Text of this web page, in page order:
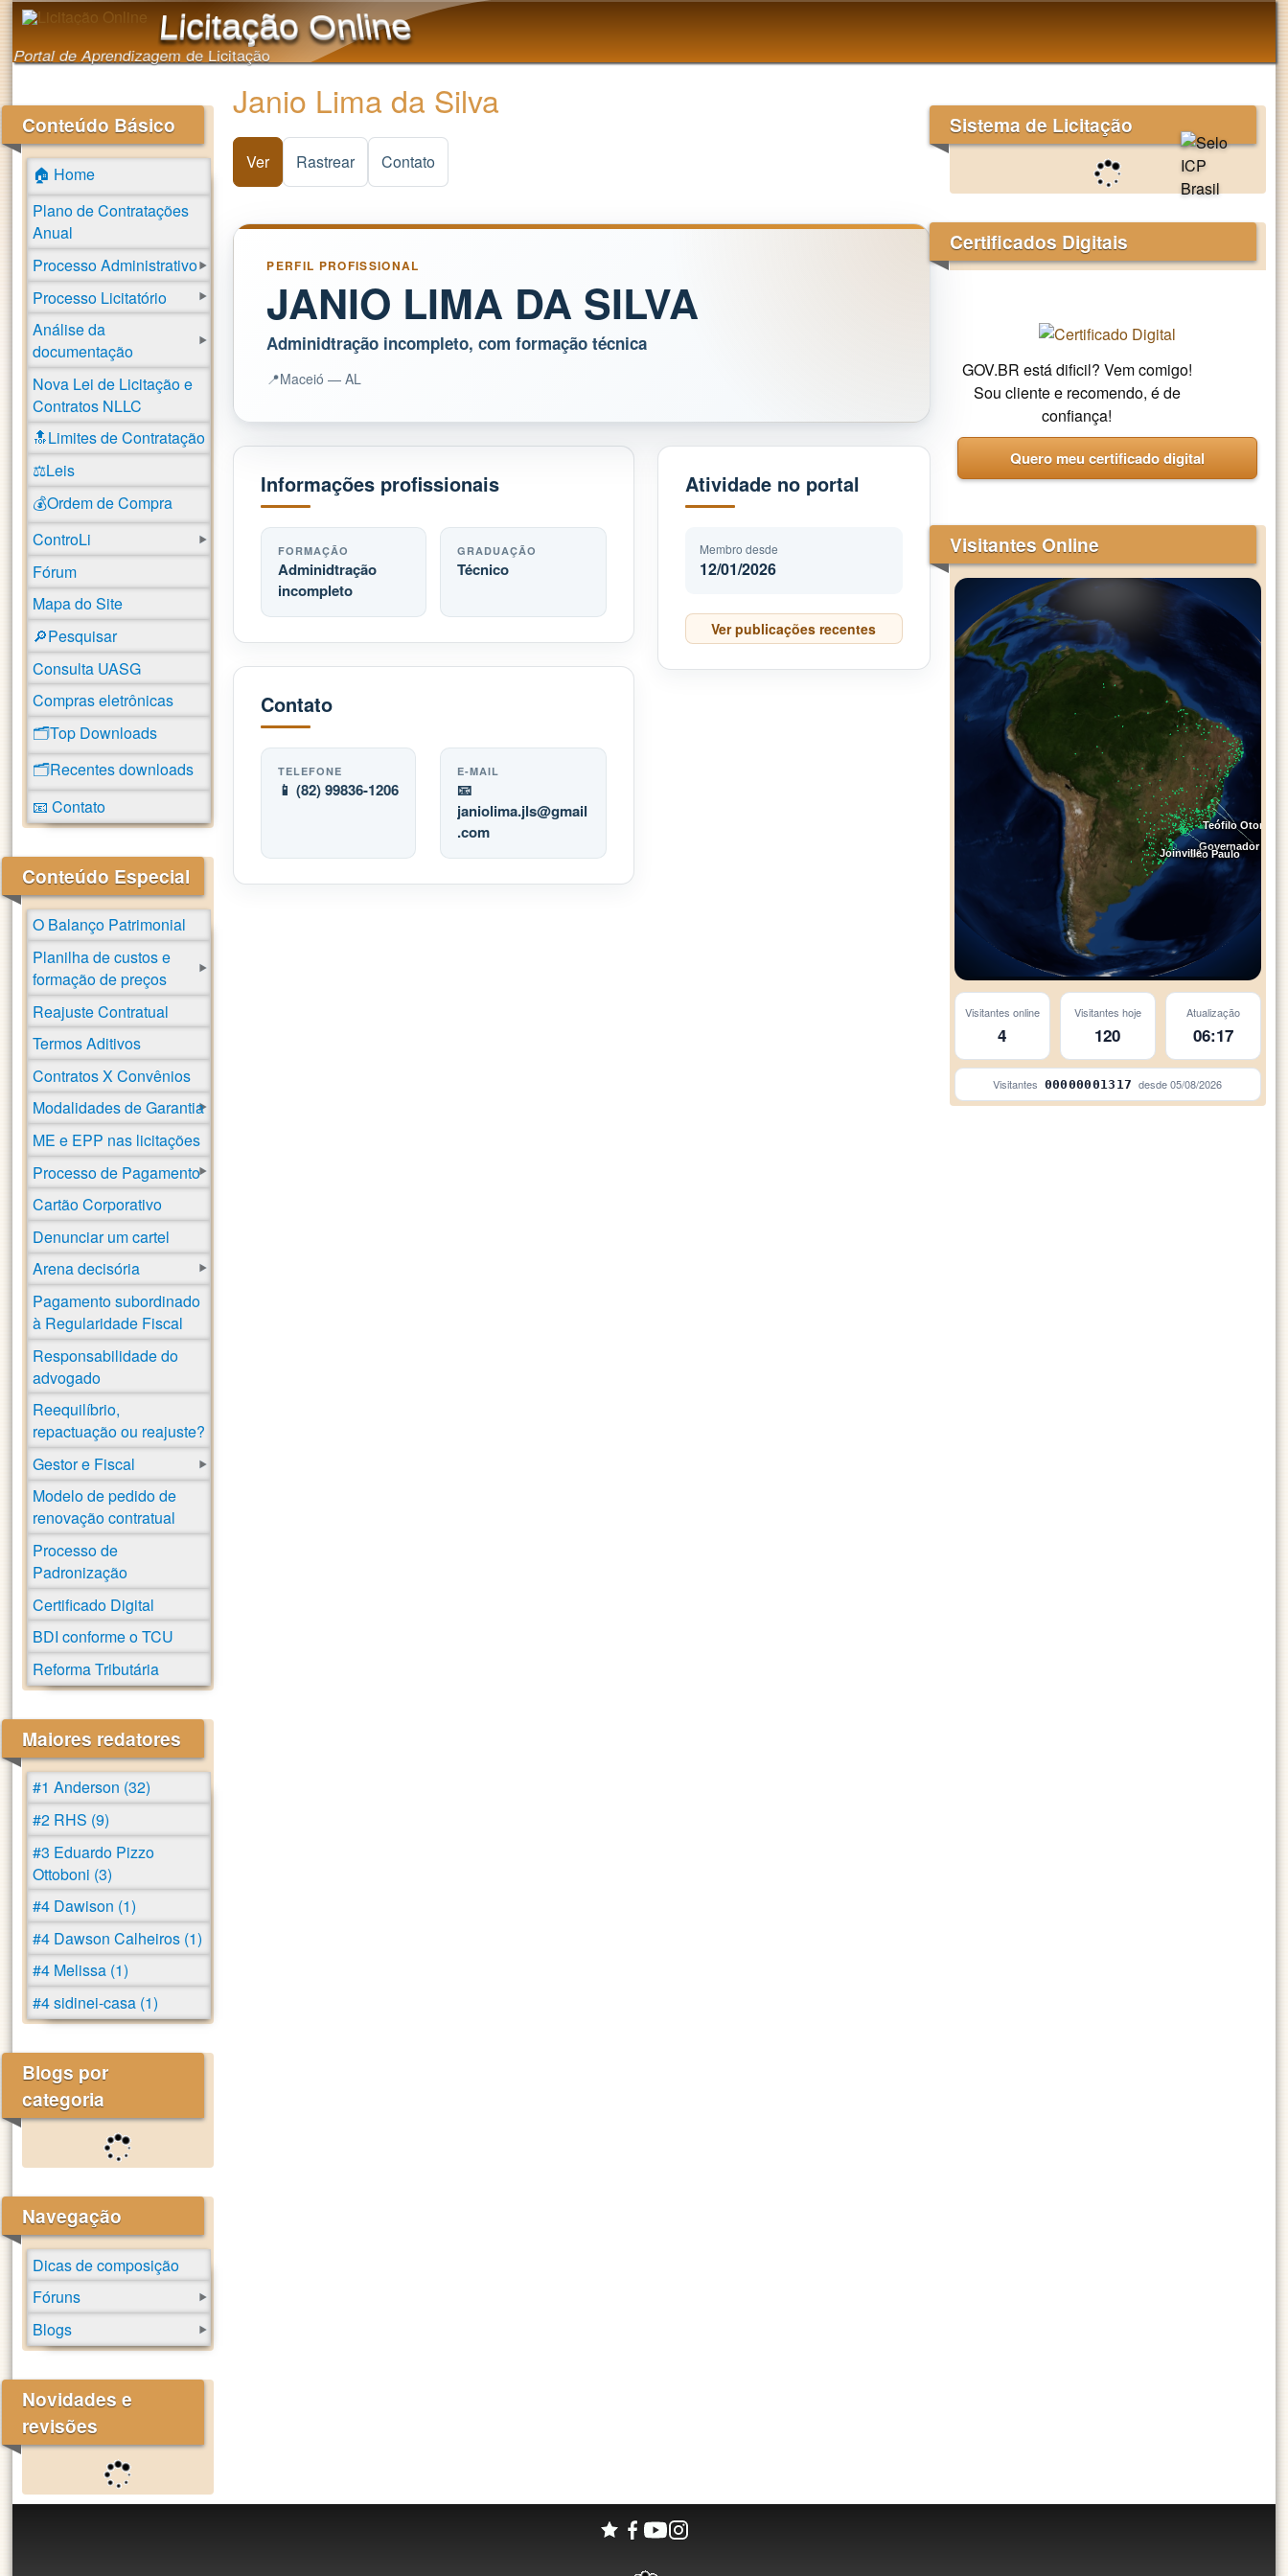
Licitação Online
Portal de Aprendizagem de Licitação
Janio Lima da Silva
Ver(aba ativa)
Rastrear Contato
PERFIL PROFISSIONAL
JANIO LIMA DA SILVA
Adminidtração incompleto, com formação técnica
📍Maceió — AL
Informações profissionais
FORMAÇÃO
Adminidtração
incompleto
GRADUAÇÃO
Técnico
Contato
TELEFONE
📱 (82) 99836-1206
E-MAIL
📧
janiolima.jls
gmail
.com
Atividade no portal
Membro desde
12/01/2026
Ver publicações recentes
Conteúdo Básico
🏠 Home
Plano de Contratações
Anual
Processo Administrativo
Processo Licitatório
Análise da
documentação
Nova Lei de Licitação e
Contratos NLLC
🔝Limites de Contratação
⚖️Leis
💰Ordem de Compra
ControLi
Fórum
Mapa do Site
🔎Pesquisar
Consulta UASG
Compras eletrônicas
🗂️Top Downloads
🗂️Recentes downloads
📧 Contato
Conteúdo Especial
O Balanço Patrimonial
Planilha de custos e
formação de preços
Reajuste Contratual
Termos Aditivos
Contratos X Convênios
Modalidades de Garantia
ME e EPP nas licitações
Processo de Pagamento
Cartão Corporativo
Denunciar um cartel
Arena decisória
Pagamento subordinado
à Regularidade Fiscal
Responsabilidade do
advogado
Reequilíbrio,
repactuação ou reajuste?
Gestor e Fiscal
Modelo de pedido de
renovação contratual
Processo de
Padronização
Certificado Digital
BDI conforme o TCU
Reforma Tributária
Maiores redatores
#1 Anderson (32)
#2 RHS (9)
#3 Eduardo Pizzo
Ottoboni (3)
#4 Dawison (1)
#4 Dawson Calheiros (1)
#4 Melissa (1)
#4 sidinei-casa (1)
Blogs por
categoria
Navegação
Dicas de composição
Fóruns
Blogs
Novidades e
revisões
Sistema de Licitação
Certificados Digitais
GOV.BR está dificil? Vem comigo!
Sou cliente e recomendo, é de
confiança!
Quero meu certificado digital
Visitantes Online
São Paulo
Teófilo Otoni
Joinville
Governador
Visitantes online
4
Visitantes hoje
120
Atualização
06:17
Visitantes 00000001317 desde05/08/2026